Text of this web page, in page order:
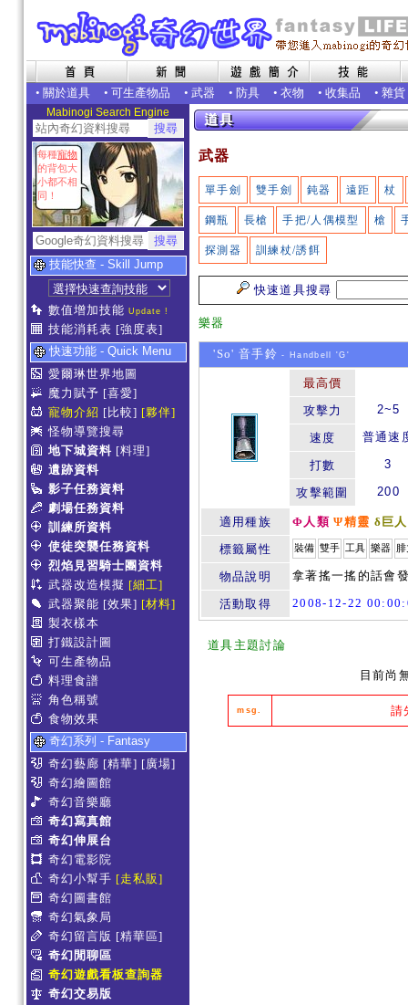
• 關於道具 • 可生產物品 • 武器 • 防具 • 衣物 • 收集品 • 雜貨
Mabinogi Search Engine
每種寵物
的背包大
小都不相
同！
技能快查 - Skill Jump
數值增加技能 Update !
技能消耗表 [強度表]
快速功能 - Quick Menu
愛爾琳世界地圖
魔力賦予 [喜愛]
寵物介紹 [比較] [夥伴]
怪物導覽搜尋
地下城資料 [料理]
遺跡資料
影子任務資料
劇場任務資料
訓練所資料
使徒突襲任務資料
烈焰見習騎士團資料
武器改造模擬 [細工]
武器聚能 [效果] [材料]
製衣樣本
打鐵設計圖
可生產物品
料理食譜
角色稱號
食物效果
奇幻系列 - Fantasy
奇幻藝廊 [精華] [廣場]
奇幻繪圖館
奇幻音樂廳
奇幻寫真館
奇幻伸展台
奇幻電影院
奇幻小幫手 [走私販]
奇幻圖書館
奇幻氣象局
奇幻留言版 [精華區]
奇幻閒聊區
奇幻遊戲看板查詢器
奇幻交易版
武器
單手劍 雙手劍 鈍器 遠距 杖
鋼瓶 長槍 手把/人偶模型 槍
探測器 訓練杖/誘餌
快速道具搜尋
樂器
'So' 音手鈴 - Handbell 'G'
最高價
攻擊力
2~5
速度 普通速
打數 3
攻擊範圍 200
適用種族 Φ人類 Ψ精靈 δ巨人
標籤屬性
裝備 雙手 工具 樂器
物品說明 拿著搖一搖的話會
活動取得 2008-12-22
道具主題討論
目前尚
msg. 請